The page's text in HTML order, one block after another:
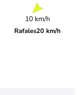
10 km/h
Rafales20 km/h